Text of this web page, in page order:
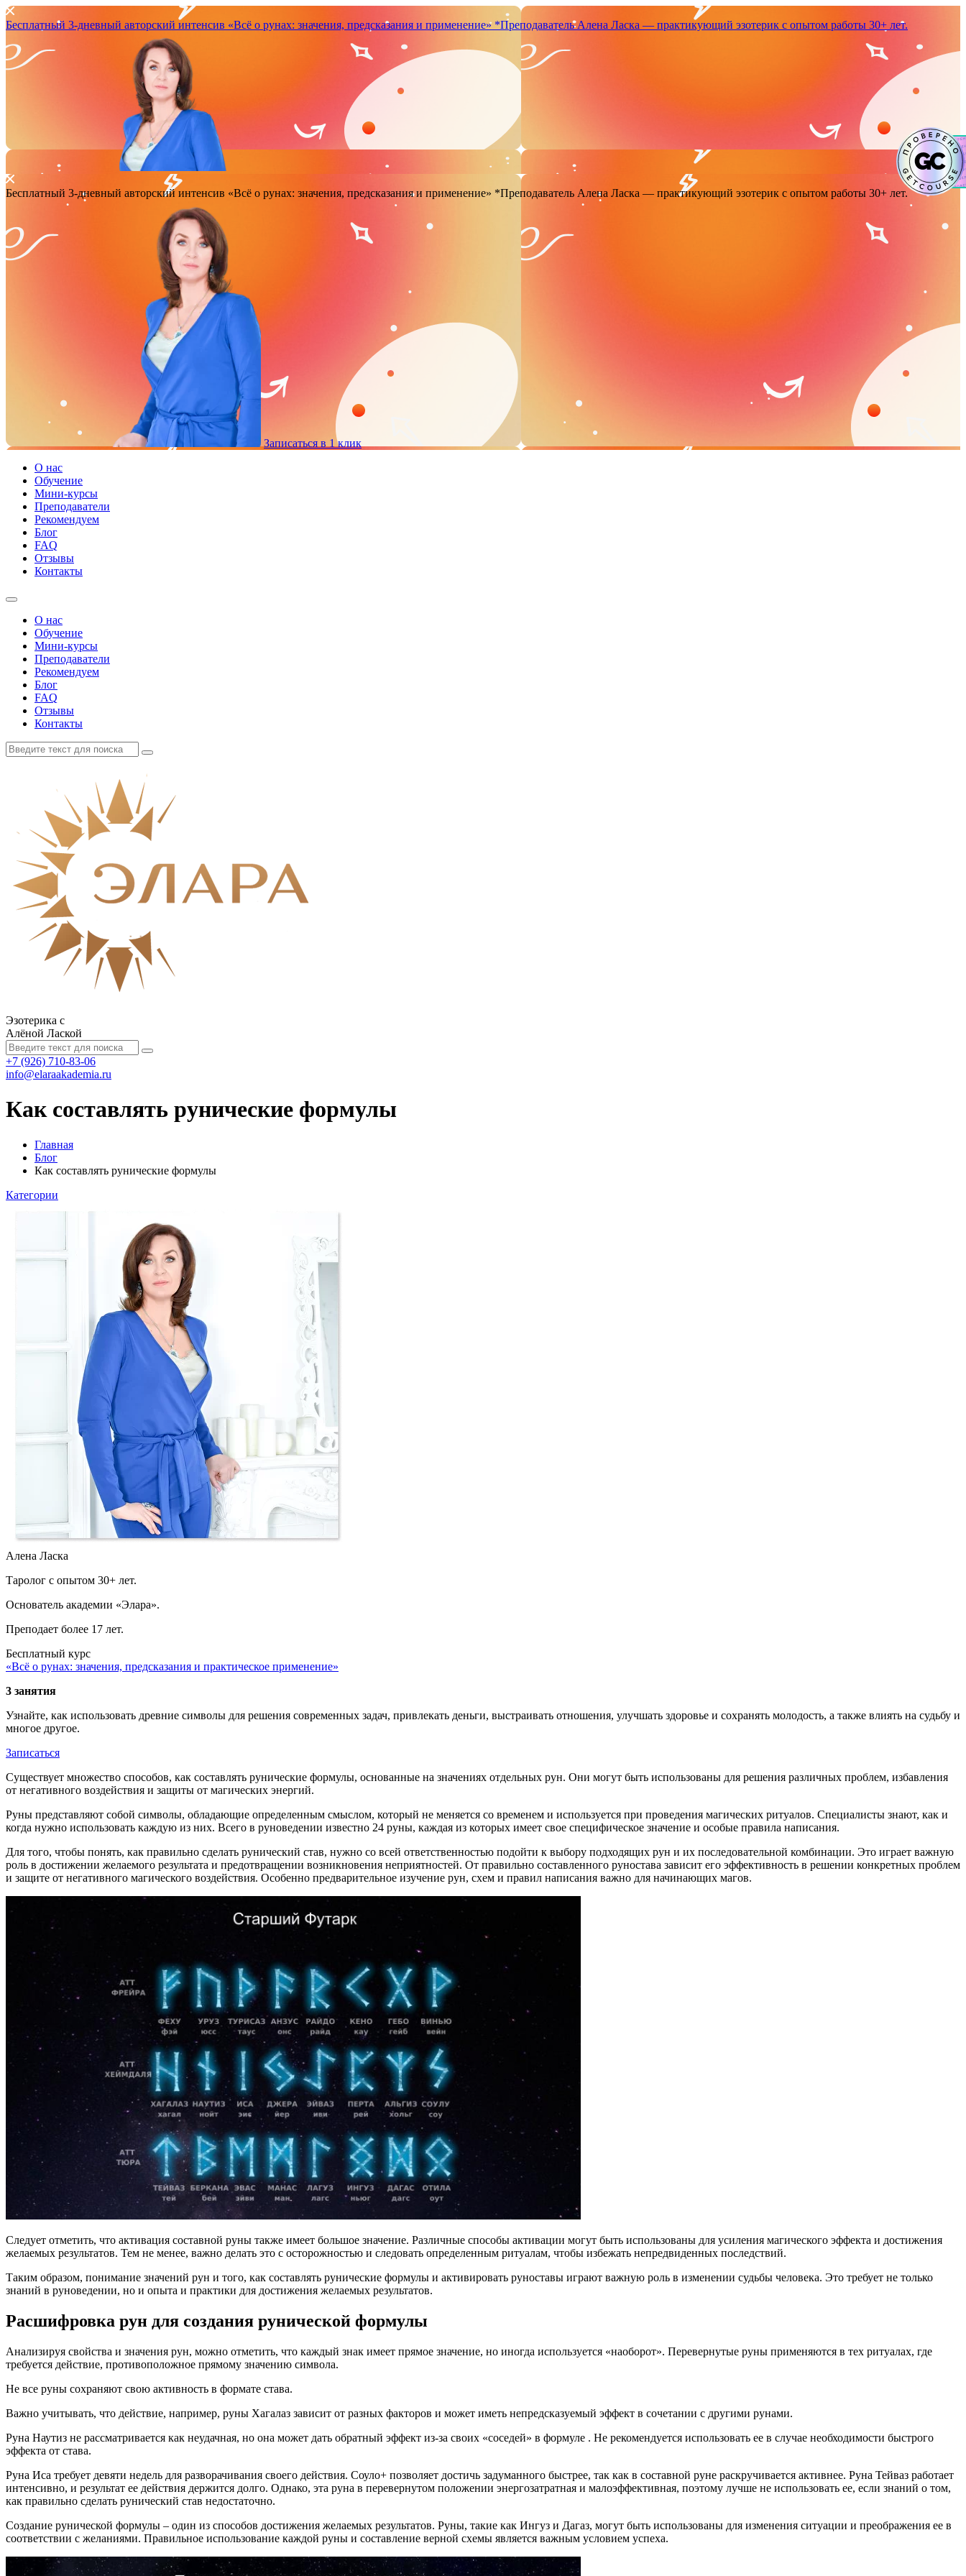
Бесплатный 3-дневный авторский интенсив «Всё о рунах: значения, предсказания и применение» *Преподаватель Аленa Ласка — практикующий эзотерик с опытом работы 30+ лет.
Бесплатный 3-дневный авторский интенсив «Всё о рунах: значения, предсказания и применение» *Преподаватель Аленa Ласка — практикующий эзотерик с опытом работы 30+ лет.
Записаться в 1 клик
О нас
Обучение
Мини-курсы
Преподаватели
Рекомендуем
Блог
FAQ
Отзывы
Контакты
О нас
Обучение
Мини-курсы
Преподаватели
Рекомендуем
Блог
FAQ
Отзывы
Контакты
Эзотерика с
Алёной Лаской
+7 (926) 710-83-06
info@elaraakademia.ru
Как составлять рунические формулы
Главная
Блог
Как составлять рунические формулы
Категории
Алена Ласка
Таролог с опытом 30+ лет.
Основатель академии «Элара».
Преподает более 17 лет.
Бесплатный курс
«Всё о рунах: значения, предсказания и практическое применение»
3 занятия
Узнайте, как использовать древние символы для решения современных задач, привлекать деньги, выстраивать отношения, улучшать здоровье и сохранять молодость, а также влиять на судьбу и
многое другое.
Записаться
Существует множество способов, как составлять рунические формулы, основанные на значениях отдельных рун. Они могут быть использованы для решения различных проблем, избавления
от негативного воздействия и защиты от магических энергий.
Руны представляют собой символы, обладающие определенным смыслом, который не меняется со временем и используется при проведения магических ритуалов. Специалисты знают, как и
когда нужно использовать каждую из них. Всего в руноведении известно 24 руны, каждая из которых имеет свое специфическое значение и особые правила написания.
Для того, чтобы понять, как правильно сделать рунический став, нужно со всей ответственностью подойти к выбору подходящих рун и их последовательной комбинации. Это играет важную
роль в достижении желаемого результата и предотвращении возникновения неприятностей. От правильно составленного руностава зависит его эффективность в решении конкретных проблем
и защите от негативного магического воздействия. Особенно предварительное изучение рун, схем и правил написания важно для начинающих магов.
Следует отметить, что активация составной руны также имеет большое значение. Различные способы активации могут быть использованы для усиления магического эффекта и достижения
желаемых результатов. Тем не менее, важно делать это с осторожностью и следовать определенным ритуалам, чтобы избежать непредвиденных последствий.
Таким образом, понимание значений рун и того, как составлять рунические формулы и активировать руноставы играют важную роль в изменении судьбы человека. Это требует не только
знаний в руноведении, но и опыта и практики для достижения желаемых результатов.
Расшифровка рун для создания рунической формулы
Анализируя свойства и значения рун, можно отметить, что каждый знак имеет прямое значение, но иногда используется «наоборот». Перевернутые руны применяются в тех ритуалах, где
требуется действие, противоположное прямому значению символа.
Не все руны сохраняют свою активность в формате става.
Важно учитывать, что действие, например, руны Хагалаз зависит от разных факторов и может иметь непредсказуемый эффект в сочетании с другими рунами.
Руна Наутиз не рассматривается как неудачная, но она может дать обратный эффект из-за своих «соседей» в формуле . Не рекомендуется использовать ее в случае необходимости быстрого
эффекта от става.
Руна Иса требует девяти недель для разворачивания своего действия. Соуло+ позволяет достичь задуманного быстрее, так как в составной руне раскручивается активнее. Руна Тейваз работает
интенсивно, и результат ее действия держится долго. Однако, эта руна в перевернутом положении энергозатратная и малоэффективная, поэтому лучше не использовать ее, если знаний о том,
как правильно сделать рунический став недостаточно.
Создание рунической формулы – один из способов достижения желаемых результатов. Руны, такие как Ингуз и Дагаз, могут быть использованы для изменения ситуации и преображения ее в
соответствии с желаниями. Правильное использование каждой руны и составление верной схемы является важным условием успеха.